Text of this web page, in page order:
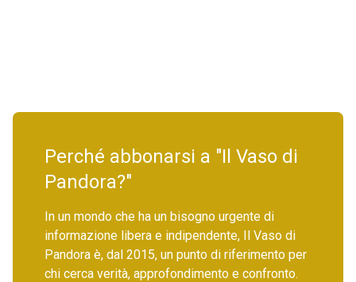
Perché abbonarsi a "Il Vaso di
Pandora?"
In un mondo che ha un bisogno urgente di
informazione libera e indipendente, Il Vaso di
Pandora è, dal 2015, un punto di riferimento per
chi cerca verità, approfondimento e confronto.